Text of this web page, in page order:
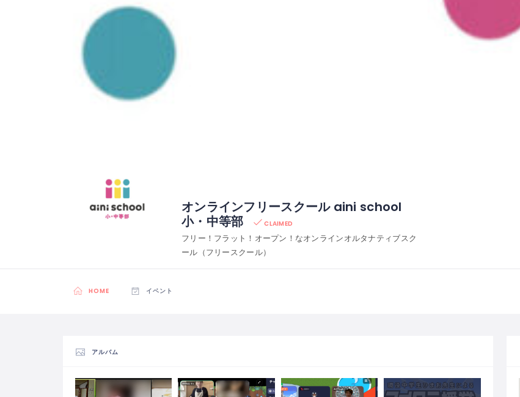
オンラインフリースクール aini school
小・中等部
CLAIMED
フリー！フラット！オープン！なオンラインオルタナティブスク
ール（フリースクール）
HOME イベント
アルバム